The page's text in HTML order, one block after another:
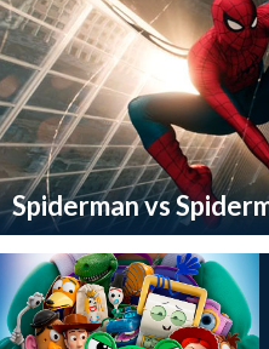
Spiderman vs